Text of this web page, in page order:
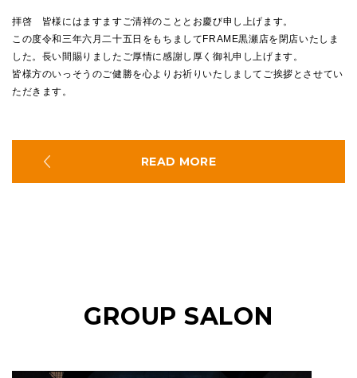
拝啓 皆様にはますますご清祥のこととお慶び申し上げます。
この度令和三年六月二十五日をもちましてFRAME黒瀬店を閉店いたしま
した。長い間賜りましたご厚情に感謝し厚く御礼申し上げます。
皆様方のいっそうのご健勝を心よりお祈りいたしましてご挨拶とさせてい
ただきます。
READ MORE
GROUP SALON